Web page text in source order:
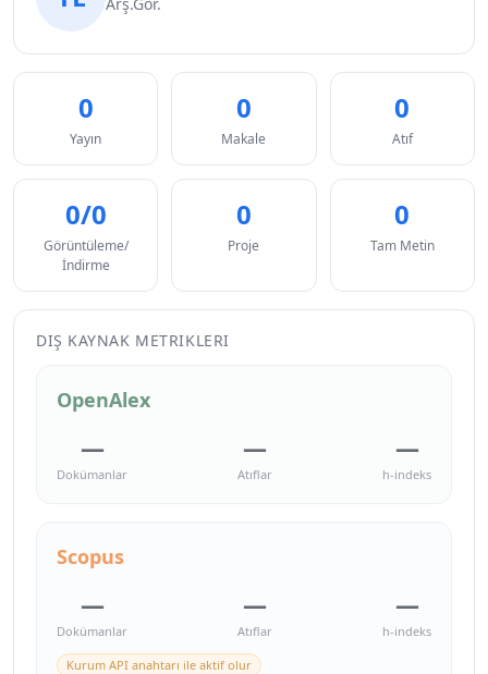
0
Yayın
0
Makale
0
Atıf
0/0
Görüntüleme/
İndirme
0
Proje
0
Tam Metin
DIŞ KAYNAK METRIKLERI
OpenAlex
—
Dokümanlar
—
Atıflar
—
h-indeks
Scopus
—
Dokümanlar
—
Atıflar
—
h-indeks
Kurum API anahtarı ile aktif olur